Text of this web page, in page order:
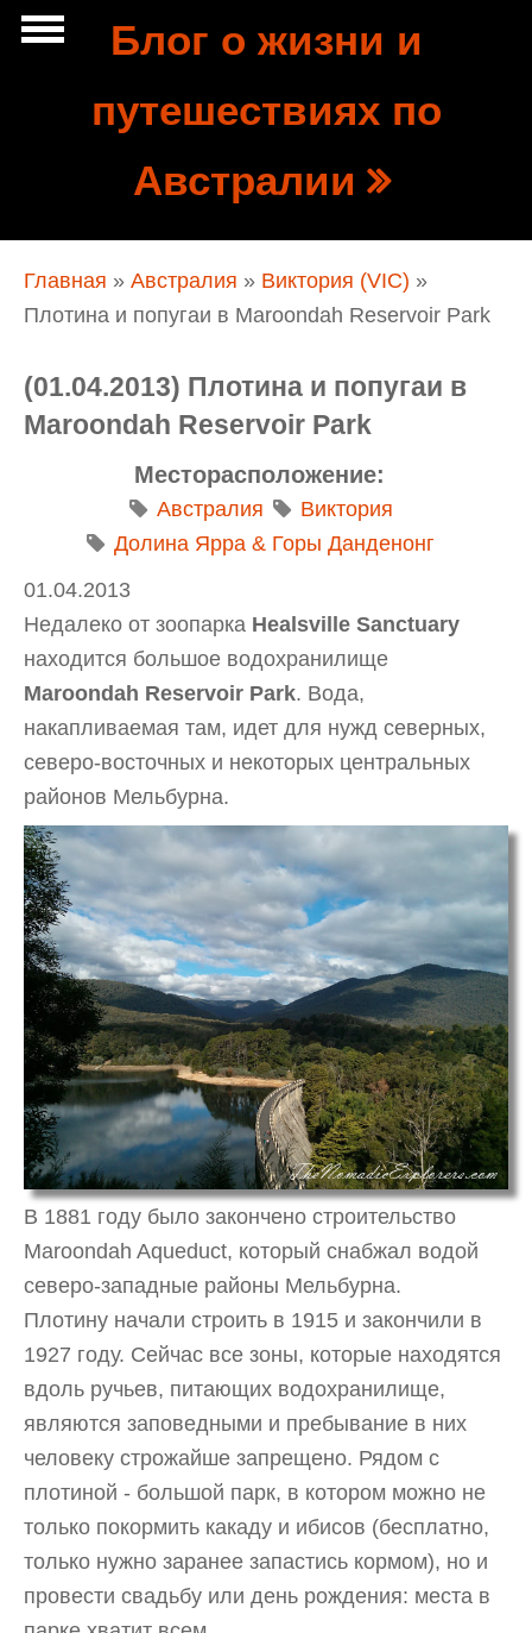
Перейти к основному содержанию
Блог о жизни и
путешествиях по
Австралии
Navigation
Вы здесь
Главная » Австралия » Виктория (VIC) »
Плотина и попугаи в Maroondah Reservoir Park
(01.04.2013) Плотина и попугаи в
Maroondah Reservoir Park
Месторасположение:
Австралия
Виктория
Долина Ярра & Горы Данденонг
01.04.2013
Недалеко от зоопарка Healsville Sanctuary
находится большое водохранилище
Maroondah Reservoir Park. Вода,
накапливаемая там, идет для нужд северных,
северо-восточных и некоторых центральных
районов Мельбурна.
В 1881 году было закончено строительство
Maroondah Aqueduct, который снабжал водой
северо-западные районы Мельбурна.
Плотину начали строить в 1915 и закончили в
1927 году. Сейчас все зоны, которые находятся
вдоль ручьев, питающих водохранилище,
являются заповедными и пребывание в них
человеку строжайше запрещено. Рядом с
плотиной - большой парк, в котором можно не
только покормить какаду и ибисов (бесплатно,
только нужно заранее запастись кормом), но и
провести свадьбу или день рождения: места в